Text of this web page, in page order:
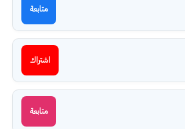
متابعة
اشتراك
متابعة